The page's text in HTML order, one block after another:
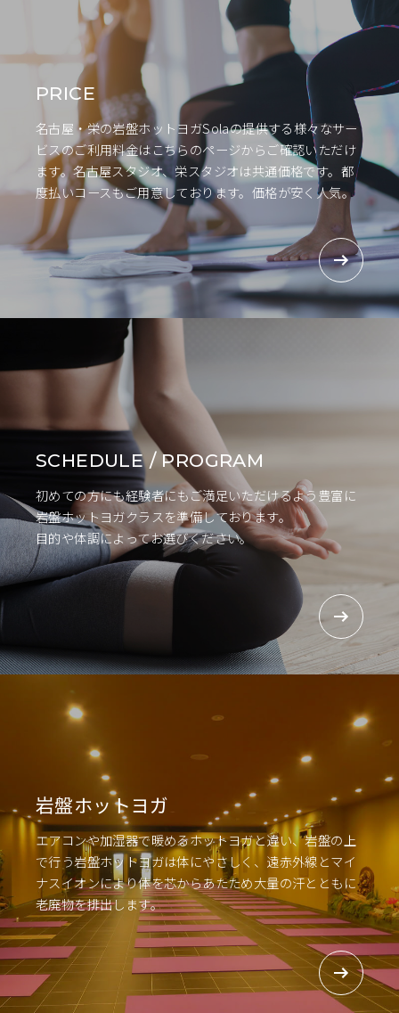
血リラックス効果で、ストレスを解消する
ウルトラファインバブルは、リラックス効果も期待でき
ます。これは、ウルトラファインバブルが肌の表面に刺
激を与え、副交感神経を優位にさせるためです。そのた
め、ウルトラファインバブルを使った洗顔や入浴は、ス
トレスを解消するのにも効果的です。
PRICE
名古屋・栄の岩盤ホットヨガSolaの提供する様々なサー
ビスのご利用料金はこちらのページからご確認いただけ
ます。名古屋スタジオ、栄スタジオは共通価格です。都
度払いコースもご用意しております。価格が安く人気。
SCHEDULE / PROGRAM
初めての方にも経験者にもご満足いただけるよう豊富に
岩盤ホットヨガクラスを準備しております。
目的や体調によってお選びください。
岩盤ホットヨガ
エアコンや加湿器で暖めるホットヨガと違い、岩盤の上
で行う岩盤ホットヨガは体にやさしく、遠赤外線とマイ
ナスイオンにより体を芯からあたため大量の汗とともに
老廃物を排出します。